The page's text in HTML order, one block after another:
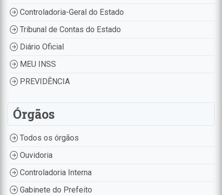
Controladoria-Geral do Estado
Tribunal de Contas do Estado
Diário Oficial
MEU INSS
PREVIDÊNCIA
Órgãos
Todos os órgãos
Ouvidoria
Controladoria Interna
Gabinete do Prefeito